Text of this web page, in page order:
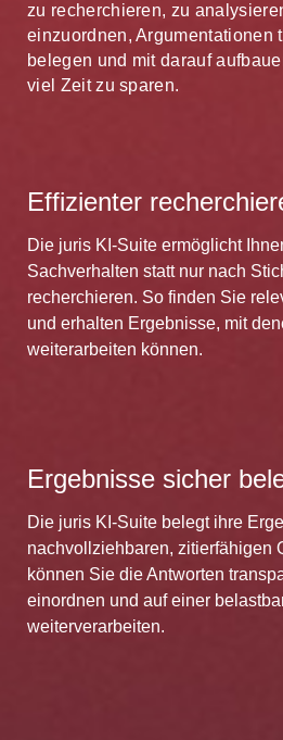
zu recherchieren, zu
einzuordnen, Argumentationen
belegen und mit darauf
viel Zeit zu sparen.
Effizienter
Die juris KI-Suite ermöglicht
Sachverhalten statt nur nach
recherchieren. So finden Sie
und erhalten Ergebnisse, mit
weiterarbeiten können.
Ergebnisse sicher
Die juris KI-Suite belegt ihre
nachvollziehbaren, zitierfähigen
können Sie die Antworten
einordnen und auf einer
weiterverarbeiten.